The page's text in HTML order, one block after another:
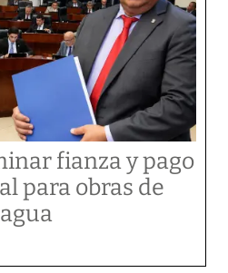
fianza y pago
para obras de